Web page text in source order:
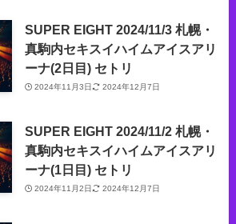
SUPER EIGHT 2024/11/3 札幌・
真駒内セキスイハイムアイスアリ
ーナ(2日目) セトリ
2024年11月3日 2024年12月7日
SUPER EIGHT 2024/11/2 札幌・
真駒内セキスイハイムアイスアリ
ーナ(1日目) セトリ
2024年11月2日 2024年12月7日